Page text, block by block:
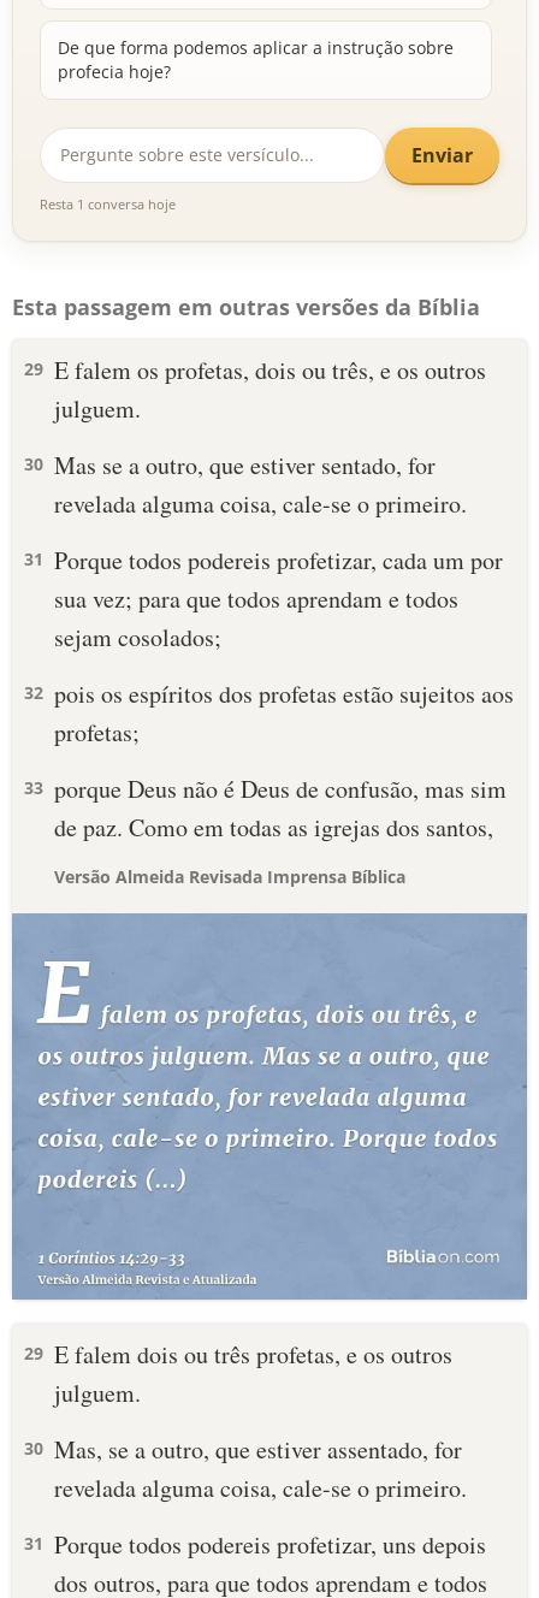
De que forma podemos aplicar a instrução sobre
profecia hoje?
Enviar
Resta 1 conversa hoje
Esta passagem em outras versões da Bíblia
29 E falem os profetas, dois ou três, e os outros
julguem.
30 Mas se a outro, que estiver sentado, for
revelada alguma coisa, cale-se o primeiro.
31 Porque todos podereis profetizar, cada um por
sua vez; para que todos aprendam e todos
sejam cosolados;
32 pois os espíritos dos profetas estão sujeitos aos
profetas;
33 porque Deus não é Deus de confusão, mas sim
de paz. Como em todas as igrejas dos santos,
Versão Almeida Revisada Imprensa Bíblica
29 E falem dois ou três profetas, e os outros
julguem.
30 Mas, se a outro, que estiver assentado, for
revelada alguma coisa, cale-se o primeiro.
31 Porque todos podereis profetizar, uns depois
dos outros, para que todos aprendam e todos